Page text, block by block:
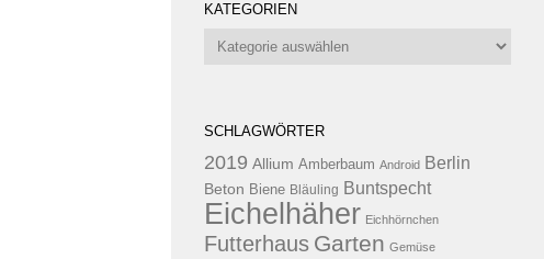
KATEGORIEN
Kategorien
SCHLAGWÖRTER
2019 Allium Amberbaum Android Berlin
Beton Biene Bläuling Buntspecht
Eichelhäher Eichhörnchen
Futterhaus Garten Gemüse